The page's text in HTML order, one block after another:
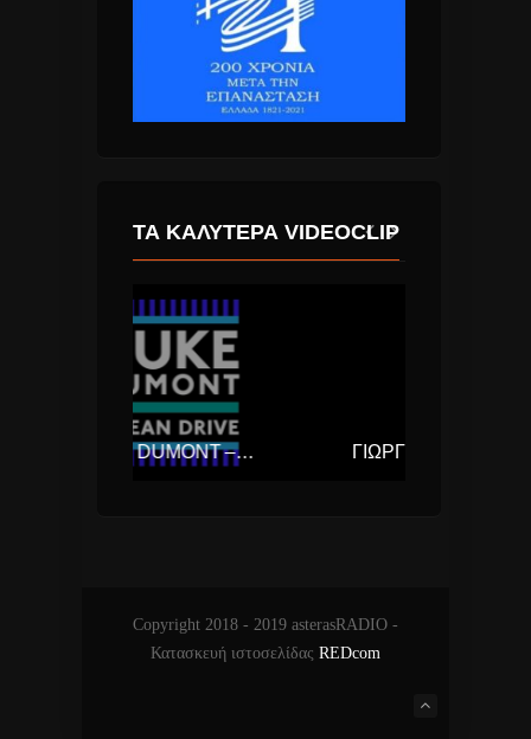
ΤΑ ΚΑΛΎΤΕΡΑ VIDEOCLIP
ΓΙΏΡΓΟΣ ΣΑΜΠΆΝΗΣ & ΠΆΝΟΣ ΚΑΤΣΙΜΊΧΑΣ – ΑΥΤΌ ΠΟΥ ΑΓΑΠΆΣ
Copyright 2018 - 2019 asterasRADIO -
Κατασκευή ιστοσελίδας REDcom